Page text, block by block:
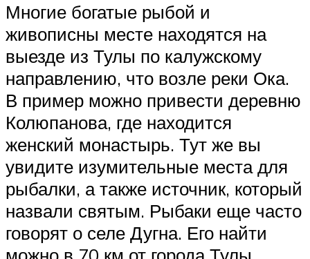
Многие богатые рыбой и
живописны месте находятся на
выезде из Тулы по калужскому
направлению, что возле реки Ока.
В пример можно привести деревню
Колюпанова, где находится
женский монастырь. Тут же вы
увидите изумительные места для
рыбалки, а также источник, который
назвали святым. Рыбаки еще часто
говорят о селе Дугна. Его найти